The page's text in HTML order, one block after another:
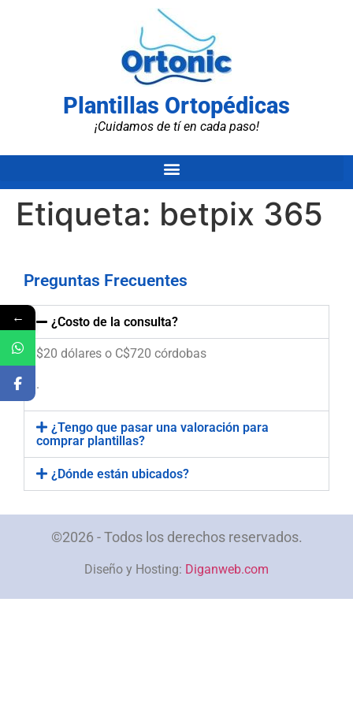
Plantillas Ortopédicas
¡Cuidamos de tí en cada paso!
Etiqueta: betpix 365
Preguntas Frecuentes
¿Costo de la consulta?
$20 dólares o C$720 córdobas
.
¿Tengo que pasar una valoración para
comprar plantillas?
¿Dónde están ubicados?
©2026 - Todos los derechos reservados.
Diseño y Hosting: Diganweb.com
←